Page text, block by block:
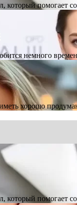
помогает
немного
хорошо
помогает